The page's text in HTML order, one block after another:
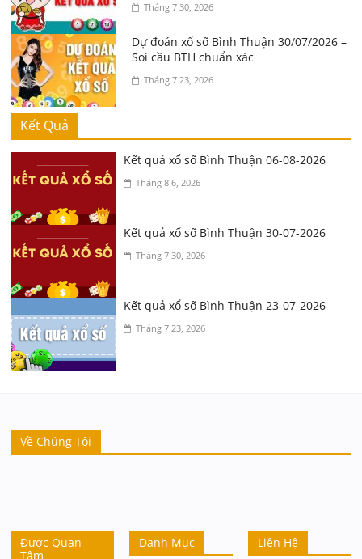
Tháng 7 30, 2026
Dự đoán xổ số Bình Thuận 30/07/2026 –
Soi cầu BTH chuẩn xác
Tháng 7 23, 2026
Kết Quả
Kết quả xổ số Bình Thuận 06-08-2026
Tháng 8 6, 2026
Kết quả xổ số Bình Thuận 30-07-2026
Tháng 7 30, 2026
Kết quả xổ số Bình Thuận 23-07-2026
Tháng 7 23, 2026
Về Chúng Tôi
Được Quan
Tâm
Danh Mục Liên Hệ